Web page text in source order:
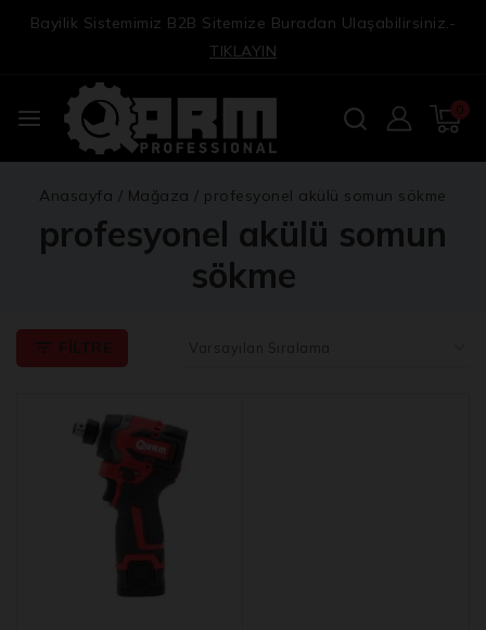
Bayilik Sistemimiz B2B Sitemize Buradan Ulaşabilirsiniz.-
TIKLAYIN
0
Anasayfa / Mağaza / profesyonel akülü somun sökme
profesyonel akülü somun
sökme
FILTRE